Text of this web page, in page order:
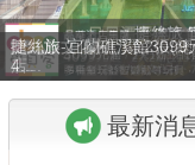
最新留言
商家合作
捷絲旅-宜蘭礁溪館3099
4...
最新消